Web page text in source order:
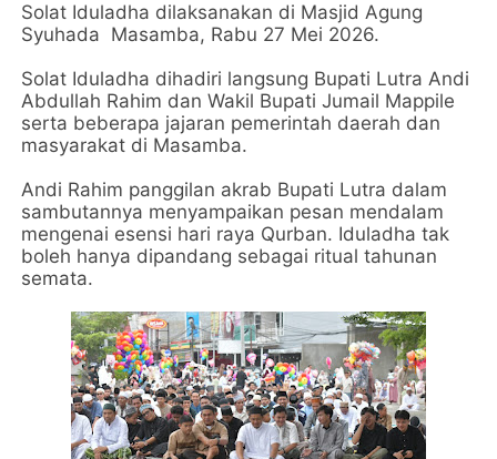
Solat Iduladha dilaksanakan di Masjid Agung
Syuhada Masamba, Rabu 27 Mei 2026.
Solat Iduladha dihadiri langsung Bupati Lutra Andi
Abdullah Rahim dan Wakil Bupati Jumail Mappile
serta beberapa jajaran pemerintah daerah dan
masyarakat di Masamba.
Andi Rahim panggilan akrab Bupati Lutra dalam
sambutannya menyampaikan pesan mendalam
mengenai esensi hari raya Qurban. Iduladha tak
boleh hanya dipandang sebagai ritual tahunan
semata.